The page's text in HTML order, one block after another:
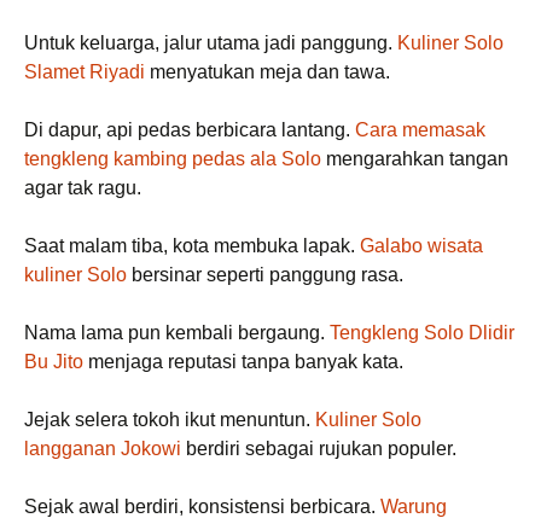
Untuk keluarga, jalur utama jadi panggung. Kuliner Solo
Slamet Riyadi menyatukan meja dan tawa.
Di dapur, api pedas berbicara lantang. Cara memasak
tengkleng kambing pedas ala Solo mengarahkan tangan
agar tak ragu.
Saat malam tiba, kota membuka lapak. Galabo wisata
kuliner Solo bersinar seperti panggung rasa.
Nama lama pun kembali bergaung. Tengkleng Solo Dlidir
Bu Jito menjaga reputasi tanpa banyak kata.
Jejak selera tokoh ikut menuntun. Kuliner Solo
langganan Jokowi berdiri sebagai rujukan populer.
Sejak awal berdiri, konsistensi berbicara. Warung